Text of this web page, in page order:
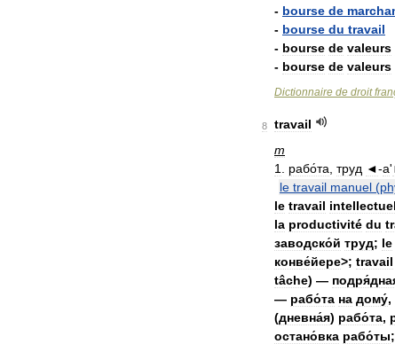
- bourse de
- bourse du travail
- bourse de valeurs
- bourse de valeurs
Dictionnaire de droit
8
travail
m
1
рабо́та труд ◄-а'
le travail manuel (
le travail intellectuel
la productivité du
заводско́й труд; le
конве́йере>; travail
tâche) —
— рабо́та на дому́,
(дневна́я) рабо́та,
остано́вка рабо́ты;